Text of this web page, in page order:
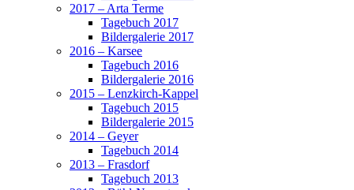
2017 – Arta Terme
Tagebuch 2017
Bildergalerie 2017
2016 – Karsee
Tagebuch 2016
Bildergalerie 2016
2015 – Lenzkirch-Kappel
Tagebuch 2015
Bildergalerie 2015
2014 – Geyer
Tagebuch 2014
2013 – Frasdorf
Tagebuch 2013